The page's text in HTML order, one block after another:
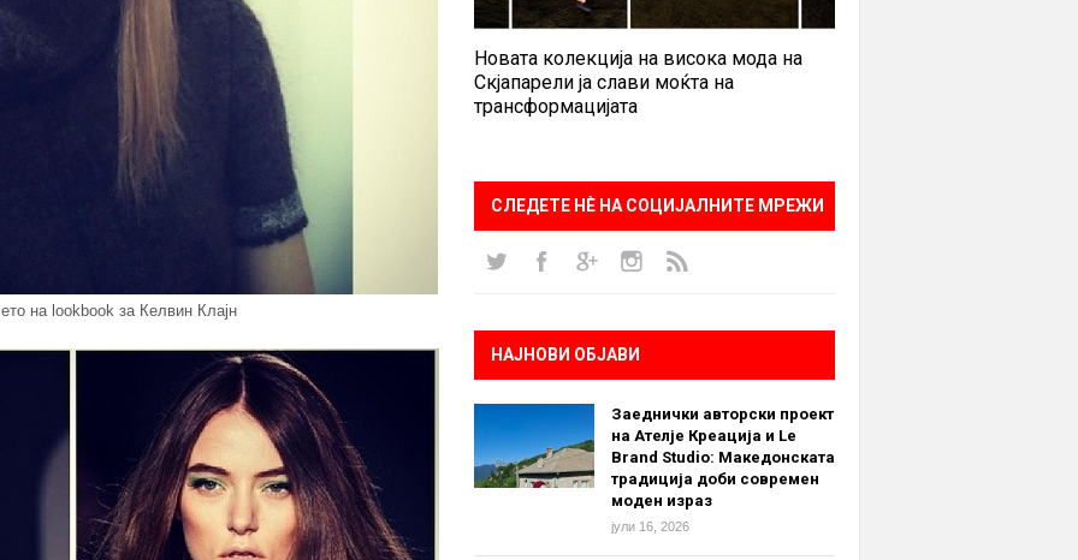
на lookbook за Келвин Клајн
Новата колекција на висока мода на
Скјапарели ја слави моќта на
трансформацијата
СЛЕДЕТЕ НÈ НА СОЦИЈАЛНИТЕ МРЕЖИ
НАЈНОВИ ОБЈАВИ
Заеднички авторски проект
на Ателје Креација и Le
Brand Studio: Македонската
традиција доби современ
моден израз
јули 16, 2026